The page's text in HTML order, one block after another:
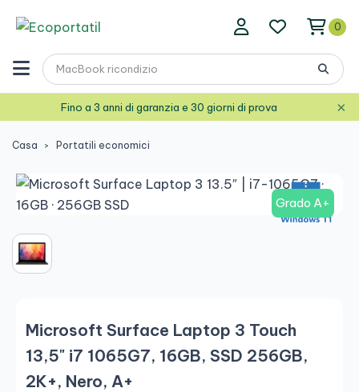
0
Fino a 3 anni di garanzia e 30 giorni di prova ×
Casa Portatili economici
Grado A+
Microsoft Surface Laptop 3 Touch
13,5" i7 1065G7, 16GB, SSD 256GB,
2K+, Nero, A+